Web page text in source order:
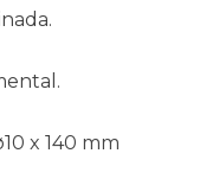
x 140 mm